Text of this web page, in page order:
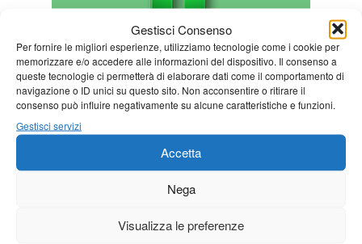
Gestisci Consenso
Per fornire le migliori esperienze, utilizziamo tecnologie come i cookie per
memorizzare e/o accedere alle informazioni del dispositivo. Il consenso a
queste tecnologie ci permetterà di elaborare dati come il comportamento di
navigazione o ID unici su questo sito. Non acconsentire o ritirare il
consenso può influire negativamente su alcune caratteristiche e funzioni.
Gestisci servizi
Accetta
Nega
Visualizza le preferenze